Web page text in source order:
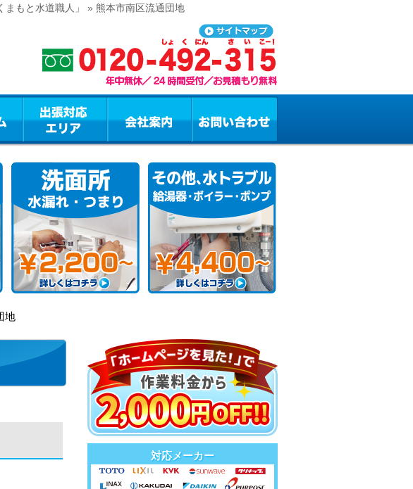
まもと水道職人」 » 熊本市南区流通団地
地
対応メーカー